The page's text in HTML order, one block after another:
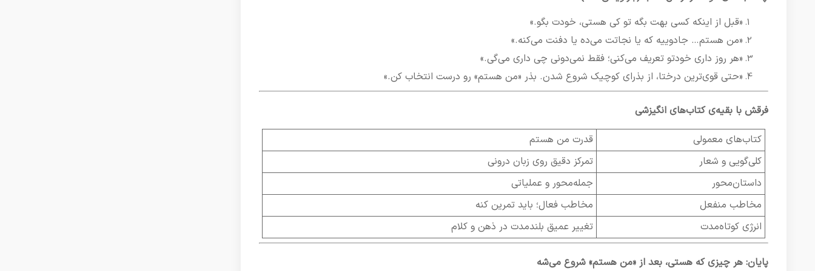
«قبل از اینکه کسی بهت بگه تو کی هستی، خودت بگو.»
«من هستم… جادوییه که یا نجاتت می‌ده یا دفنت می‌کنه.»
«هر روز داری خودتو تعریف می‌کنی؛ فقط نمی‌دونی چی داری می‌گی.»
«حتی قوی‌ترین درختا، از بذرای کوچیک شروع شدن. بذر «من هستم» رو درست انتخاب کن.»
فرقش با بقیه‌ی کتاب‌های انگیزشی
کتاب‌های معمولی
قدرت من هستم
کلی‌گویی و شعار
تمرکز دقیق روی زبان درونی
داستان‌محور
جمله‌محور و عملیاتی
مخاطب منفعل
مخاطب فعال؛ باید تمرین کنه
انرژی کوتاه‌مدت
تغییر عمیق بلندمدت در ذهن و کلام
پایان: هر چیزی که هستی، بعد از «من هستم» شروع می‌شه